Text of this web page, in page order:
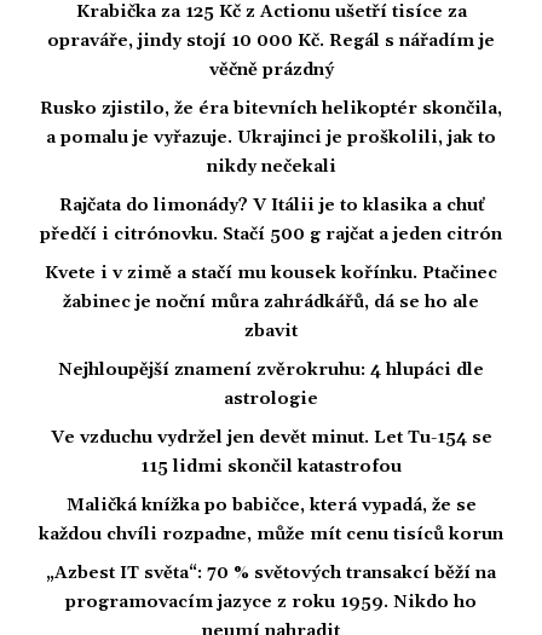
Krabička za 125 Kč z Actionu ušetří tisíce za
opraváře, jindy stojí 10 000 Kč. Regál s nářadím je
věčně prázdný
Rusko zjistilo, že éra bitevních helikoptér skončila,
a pomalu je vyřazuje. Ukrajinci je proškolili, jak to
nikdy nečekali
Rajčata do limonády? V Itálii je to klasika a chuť
předčí i citrónovku. Stačí 500 g rajčat a jeden citrón
Kvete i v zimě a stačí mu kousek kořínku. Ptačinec
žabinec je noční můra zahrádkářů, dá se ho ale
zbavit
Nejhloupější znamení zvěrokruhu: 4 hlupáci dle
astrologie
Ve vzduchu vydržel jen devět minut. Let Tu-154 se
115 lidmi skončil katastrofou
Maličká knížka po babičce, která vypadá, že se
každou chvíli rozpadne, může mít cenu tisíců korun
„Azbest IT světa“: 70 % světových transakcí běží na
programovacím jazyce z roku 1959. Nikdo ho